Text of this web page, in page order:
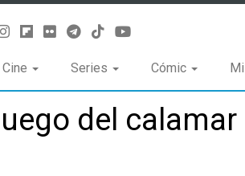
Cine Series Cómic
del calamar